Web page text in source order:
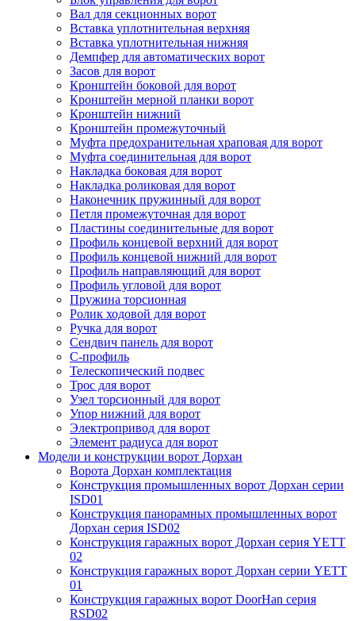
Вал для секционных ворот
Вставка уплотнительная верхняя
Вставка уплотнительная нижняя
Демпфер для автоматических ворот
Засов для ворот
Кронштейн боковой для ворот
Кронштейн мерной планки ворот
Кронштейн нижний
Кронштейн промежуточный
Муфта предохранительная храповая для ворот
Муфта соединительная для ворот
Накладка боковая для ворот
Накладка роликовая для ворот
Наконечник пружинный для ворот
Петля промежуточная для ворот
Пластины соединительные для ворот
Профиль концевой верхний для ворот
Профиль концевой нижний для ворот
Профиль направляющий для ворот
Профиль угловой для ворот
Пружина торсионная
Ролик ходовой для ворот
Ручка для ворот
Сендвич панель для ворот
С-профиль
Телескопический подвес
Трос для ворот
Узел торсионный для ворот
Упор нижний для ворот
Электропривод для ворот
Элемент радиуса для ворот
Модели и конструкции ворот Дорхан
Ворота Дорхан комплектация
Конструкция промышленных ворот Дорхан серии
ISD01
Конструкция панорамных промышленных ворот
Дорхан серия ISD02
Конструкция гаражных ворот Дорхан серия YETT
02
Конструкция гаражных ворот Дорхан серии YETT
01
Конструкция гаражных ворот DoorHan серия
RSD02